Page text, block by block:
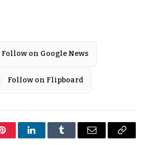
Follow on Google News
Follow on Flipboard
PinterestLinkedInTumblr Email Copy